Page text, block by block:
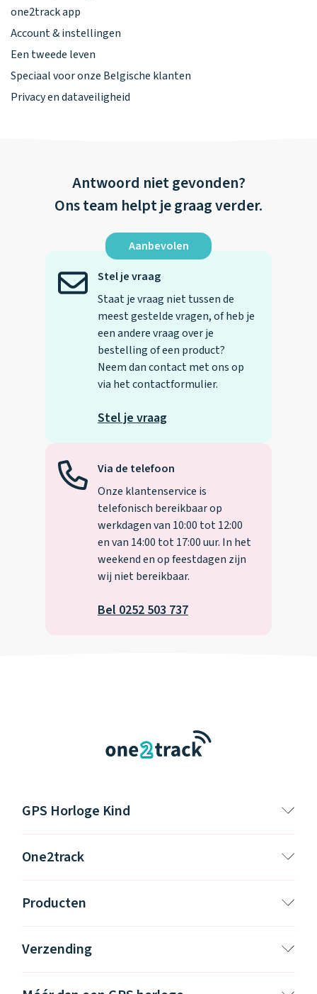
one2track app
Account & instellingen
Een tweede leven
Speciaal voor onze Belgische klanten
Privacy en dataveiligheid
Antwoord niet gevonden?
Ons team helpt je graag verder.
Via de telefoon
Onze klantenservice is
telefonisch bereikbaar op
werkdagen van 10:00 tot 12:00
en van 14:00 tot 17:00 uur. In het
weekend en op feestdagen zijn
wij niet bereikbaar.
Bel 0252 503 737
Aanbevolen
Stel je vraag
Staat je vraag niet tussen de
meest gestelde vragen, of heb je
een andere vraag over je
bestelling of een product?
Neem dan contact met ons op
via het contactformulier.
Stel je vraag
GPS Horloge Kind
One2track
Producten
Verzending